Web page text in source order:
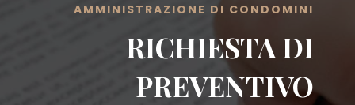
AMMINISTRAZIONE DI CONDOMINI
RICHIESTA DI
PREVENTIVO